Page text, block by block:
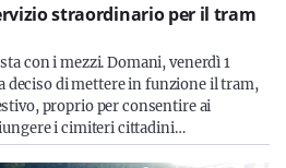
straordinario per il tram
con i mezzi. Domani, venerdì 1
deciso di mettere in funzione il tram,
proprio per consentire ai
i cimiteri cittadini…